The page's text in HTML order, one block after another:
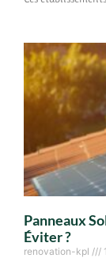
Panneaux
Éviter ?
renovation-kpl